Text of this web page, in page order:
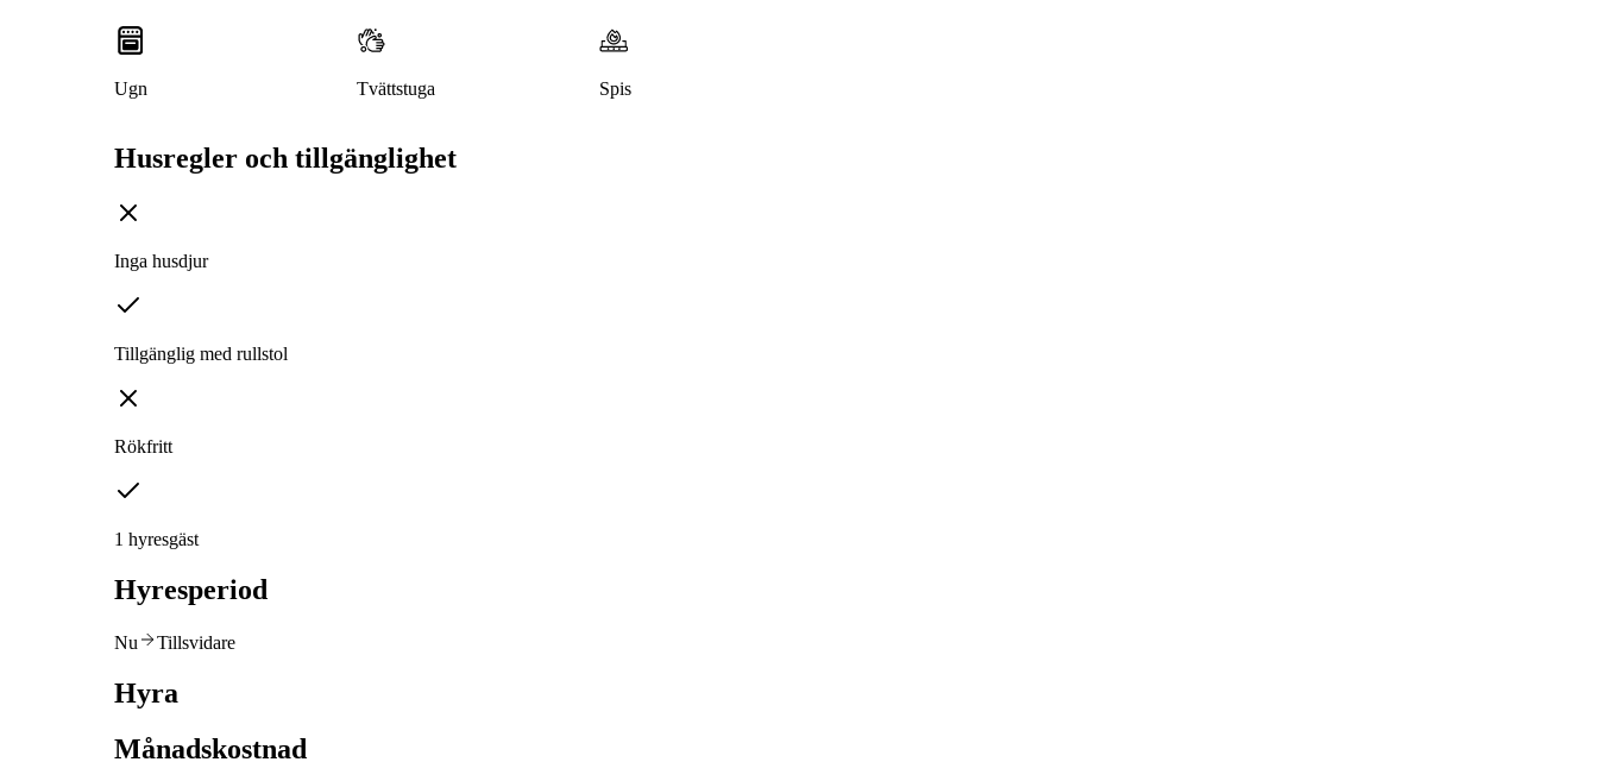
Ugn Tvättstuga Spis
Husregler och tillgänglighet
Inga husdjur
Tillgänglig med rullstol
Rökfritt
1 hyresgäst
Hyresperiod
Nu Tillsvidare
Hyra
Månadskostnad